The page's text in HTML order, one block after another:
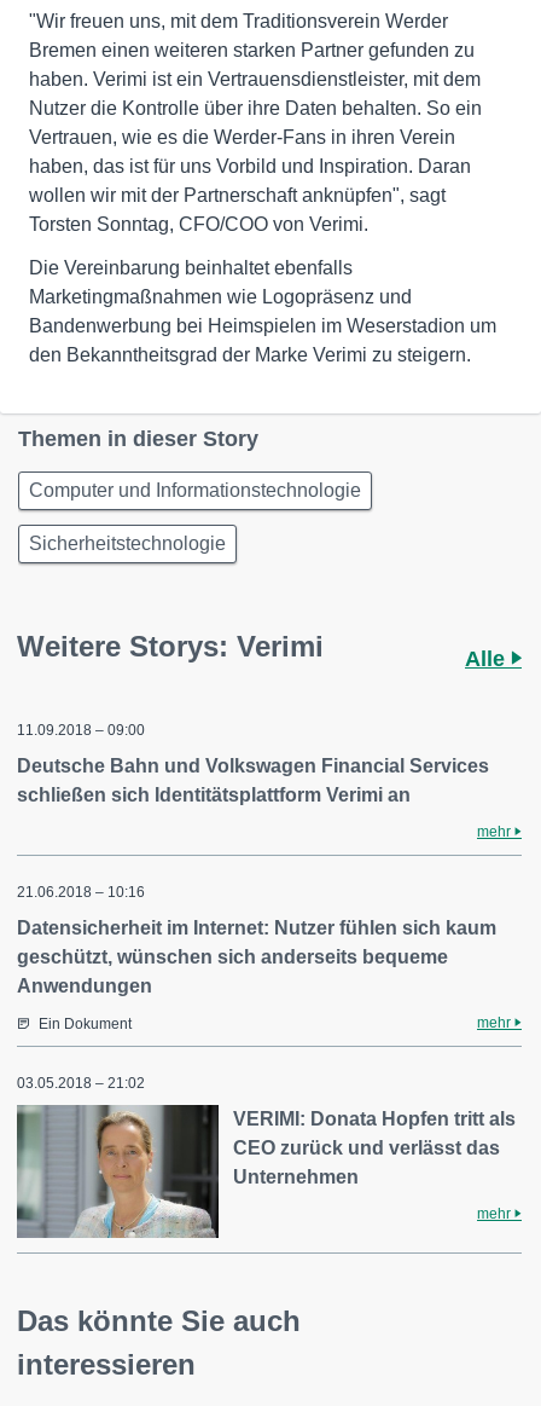
"Wir freuen uns, mit dem Traditionsverein Werder
Bremen einen weiteren starken Partner gefunden zu
haben. Verimi ist ein Vertrauensdienstleister, mit dem
Nutzer die Kontrolle über ihre Daten behalten. So ein
Vertrauen, wie es die Werder-Fans in ihren Verein
haben, das ist für uns Vorbild und Inspiration. Daran
wollen wir mit der Partnerschaft anknüpfen", sagt
Torsten Sonntag, CFO/COO von Verimi.
Die Vereinbarung beinhaltet ebenfalls
Marketingmaßnahmen wie Logopräsenz und
Bandenwerbung bei Heimspielen im Weserstadion um
den Bekanntheitsgrad der Marke Verimi zu steigern.
Themen in dieser Story
Computer und Informationstechnologie
Sicherheitstechnologie
Weitere Storys: Verimi Alle
11.09.2018 – 09:00
Deutsche Bahn und Volkswagen Financial Services
schließen sich Identitätsplattform Verimi an
mehr
21.06.2018 – 10:16
Datensicherheit im Internet: Nutzer fühlen sich kaum
geschützt, wünschen sich anderseits bequeme
Anwendungen
Ein Dokument mehr
03.05.2018 – 21:02
VERIMI: Donata Hopfen tritt als
CEO zurück und verlässt das
Unternehmen
mehr
Das könnte Sie auch
interessieren